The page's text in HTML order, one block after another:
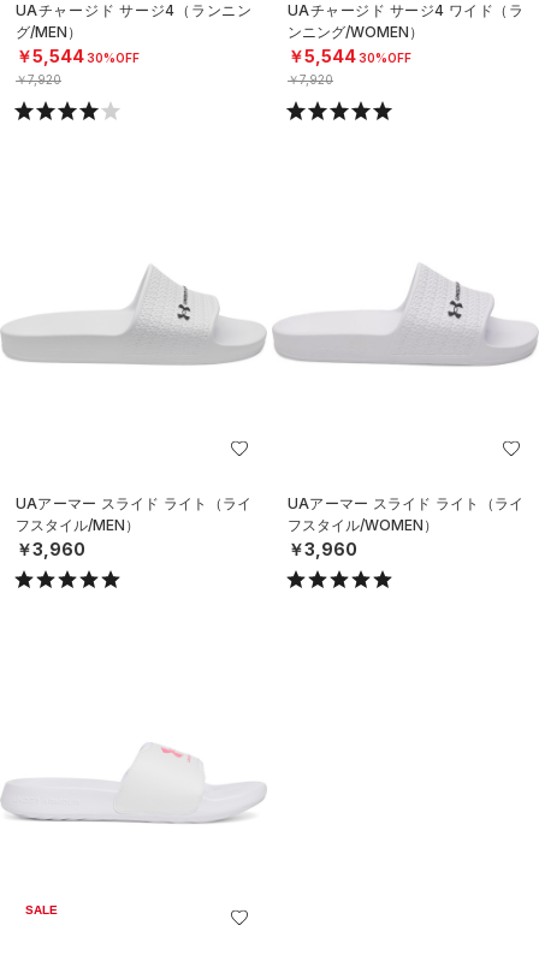
UAチャージド サージ4（ランニン
グ/MEN）
￥5,54430%OFF
￥7,920
UAチャージド サージ4 ワイド（ラ
ンニング/WOMEN）
￥5,54430%OFF
￥7,920
UAアーマー スライド ライト（ライ
フスタイル/MEN）
￥3,960
UAアーマー スライド ライト（ライ
フスタイル/WOMEN）
￥3,960
SALE